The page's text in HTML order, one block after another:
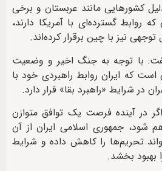
کشورهایی مانند عربستان و برخی
روابط گسترده‌ای با آمریکا دارند،
نیز با چین برقرار کرده‌اند.
گفت: با توجه به جنگ اخیر و وضعیت
که ایران روابط راهبردی خود با
در شرایط «راهبرد بقا» قرار دارد.
در آینده فرصت یک توافق متوازن
شود، جمهوری اسلامی ایران از آن
تحریم‌ها را کاهش داده و شرایط
بهبود بخشد.